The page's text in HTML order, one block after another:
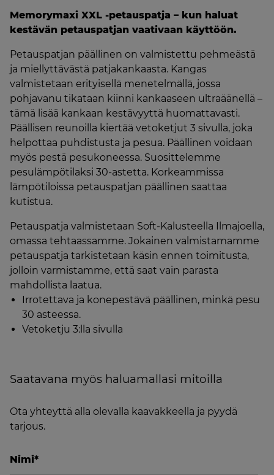
Memorymaxi XXL -petauspatja – kun haluat
kestävän petauspatjan vaativaan käyttöön.
Petauspatjan päällinen on valmistettu pehmeästä
ja miellyttävästä patjakankaasta. Kangas
valmistetaan erityisellä menetelmällä, jossa
pohjavanu tikataan kiinni kankaaseen ultraäänellä –
tämä lisää kankaan kestävyyttä huomattavasti.
Päällisen reunoilla kiertää vetoketjut 3 sivulla, joka
helpottaa puhdistusta ja pesua. Päällinen voidaan
myös pestä pesukoneessa. Suosittelemme
pesulämpötilaksi 30-astetta. Korkeammissa
lämpötiloissa petauspatjan päällinen saattaa
kutistua.
Petauspatja valmistetaan Soft-Kalusteella Ilmajoella,
omassa tehtaassamme. Jokainen valmistamamme
petauspatja tarkistetaan käsin ennen toimitusta,
jolloin varmistamme, että saat vain parasta
mahdollista laatua.
Irrotettava ja konepestävä päällinen, minkä pesu
30 asteessa.
Vetoketju 3:lla sivulla
Saatavana myös haluamallasi mitoilla
Ota yhteyttä alla olevalla kaavakkeella ja pyydä
tarjous.
Nimi*